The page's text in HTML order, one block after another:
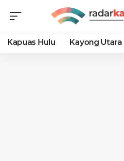
Kapuas Hulu Kayong Utara